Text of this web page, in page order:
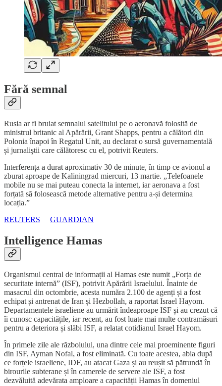
Fără semnal
Rusia ar fi bruiat semnalul satelitului pe o aeronavă folosită de
ministrul britanic al Apărării, Grant Shapps, pentru a călători din
Polonia înapoi în Regatul Unit, au declarat o sursă guvernamentală
și jurnaliştii care călătoresc cu el, potrivit Reuters.
Interferența a durat aproximativ 30 de minute, în timp ce avionul a
zburat aproape de Kaliningrad miercuri, 13 martie. „Telefoanele
mobile nu se mai puteau conecta la internet, iar aeronava a fost
forțată să folosească metode alternative pentru a-și determina
locația.”
REUTERS
GUARDIAN
Intelligence Hamas
Organismul central de informații al Hamas este numit „Forța de
securitate internă” (ISF), potrivit Apărării Israelului. Înainte de
masacrul din octombrie, acesta număra 2.100 de agenți și a fost
echipat și antrenat de Iran și Hezbollah, a raportat Israel Hayom.
Departamentele israeliene au urmărit îndeaproape ISF și au crezut că
îi cunosc capacitățile, iar recent, au fost luate mai multe contramăsuri
pentru a deteriora și slăbi ISF, a relatat cotidianul Israel Hayom.
În primele zile ale războiului, una dintre cele mai proeminente figuri
din ISF, Ayman Nofal, a fost eliminată. Cu toate acestea, abia după
ce forțele israeliene, IDF, au atacat Gaza și au reușit să pătrundă în
birourile subterane și în camerele de servere ale ISF, a fost
dezvăluită adevărata amploare a capacității Hamas în domeniul